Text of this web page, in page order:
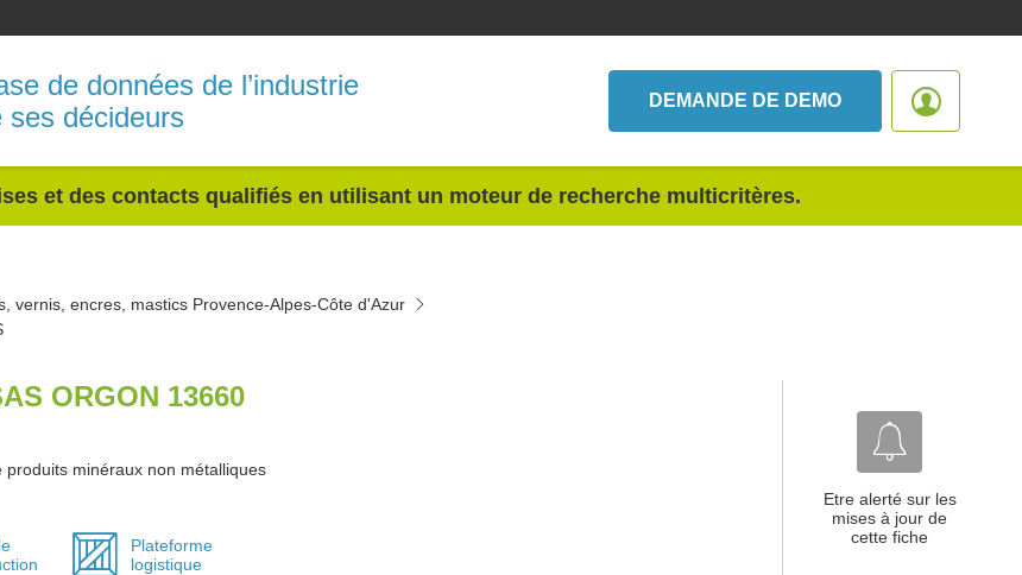
de données de l’industrie
ses décideurs
DEMANDE DE DEMO
et des contacts qualifiés en utilisant un moteur de recherche multicritères.
vernis, encres, mastics Provence-Alpes-Côte d'Azur
ORGON 13660
produits minéraux non métalliques
Plateforme
logistique
Etre alerté sur les
mises à jour de
cette fiche